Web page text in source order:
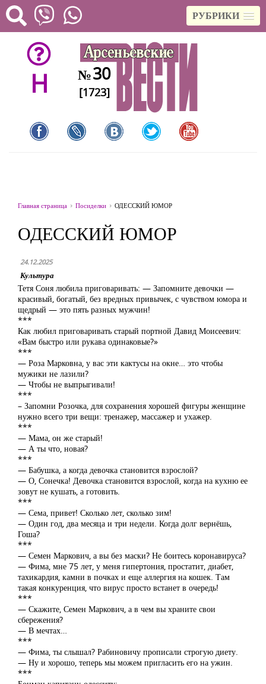
РУБРИКИ
H №30
[1723]
Главная страница Посиделки ОДЕССКИЙ ЮМОР
ОДЕССКИЙ ЮМОР
24.12.2025
Культура
Тетя Соня любила приговаривать: — Запомните девочки —
красивый, богатый, без вредных привычек, с чувством юмора и
щедрый — это пять разных мужчин!
***
Как любил приговаривать старый портной Давид Моисеевич:
«Вам быстро или рукава одинаковые?»
***
— Роза Марковна, у вас эти кактусы на окне… это чтобы
мужики не лазили?
— Чтобы не выпрыгивали!
***
– Запомни Розочка, для сохранения хорошей фигуры женщине
нужно всего три вещи: тренажер, массажер и ухажер.
***
— Мама, он же старый!
— А ты что, новая?
***
— Бабушка, а когда девочка становится взрослой?
— О, Сонечка! Девочка становится взрослой, когда на кухню ее
зовут не кушать, а готовить.
***
— Сема, привет! Сколько лет, сколько зим!
— Один год, два месяца и три недели. Когда долг вернёшь,
Гоша?
***
— Семен Маркович, а вы без маски? Не боитесь коронавируса?
— Фима, мне 75 лет, у меня гипертония, простатит, диабет,
тахикардия, камни в почках и еще аллергия на кошек. Там
такая конкуренция, что вирус просто встанет в очередь!
***
— Скажите, Семен Маркович, а в чем вы храните свои
сбережения?
— В мечтах…
***
— Фима, ты слышал? Рабиновичу прописали строгую диету.
— Ну и хорошо, теперь мы можем пригласить его на ужин.
***